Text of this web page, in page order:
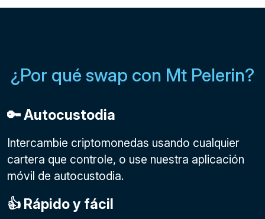
¿Por qué swap con Mt Pelerin?
🔑 Autocustodia
Intercambie criptomonedas usando cualquier
cartera que controle, o use nuestra aplicación
móvil de autocustodia.
👍 Rápido y fácil